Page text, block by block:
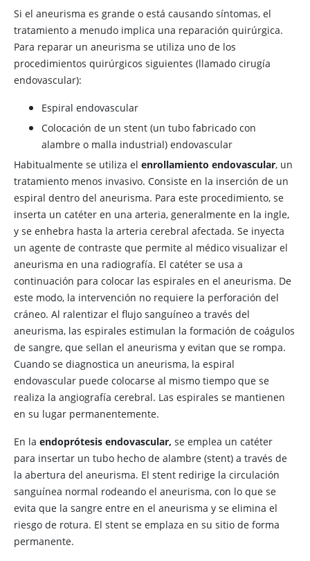
Si el aneurisma es grande o está causando síntomas, el
tratamiento a menudo implica una reparación quirúrgica.
Para reparar un aneurisma se utiliza uno de los
procedimientos quirúrgicos siguientes (llamado cirugía
endovascular):
Espiral endovascular
Colocación de un stent (un tubo fabricado con
alambre o malla industrial) endovascular
Habitualmente se utiliza el enrollamiento endovascular, un
tratamiento menos invasivo. Consiste en la inserción de un
espiral dentro del aneurisma. Para este procedimiento, se
inserta un catéter en una arteria, generalmente en la ingle,
y se enhebra hasta la arteria cerebral afectada. Se inyecta
un agente de contraste que permite al médico visualizar el
aneurisma en una radiografía. El catéter se usa a
continuación para colocar las espirales en el aneurisma. De
este modo, la intervención no requiere la perforación del
cráneo. Al ralentizar el flujo sanguíneo a través del
aneurisma, las espirales estimulan la formación de coágulos
de sangre, que sellan el aneurisma y evitan que se rompa.
Cuando se diagnostica un aneurisma, la espiral
endovascular puede colocarse al mismo tiempo que se
realiza la angiografía cerebral. Las espirales se mantienen
en su lugar permanentemente.
En la endoprótesis endovascular, se emplea un catéter
para insertar un tubo hecho de alambre (stent) a través de
la abertura del aneurisma. El stent redirige la circulación
sanguínea normal rodeando el aneurisma, con lo que se
evita que la sangre entre en el aneurisma y se elimina el
riesgo de rotura. El stent se emplaza en su sitio de forma
permanente.